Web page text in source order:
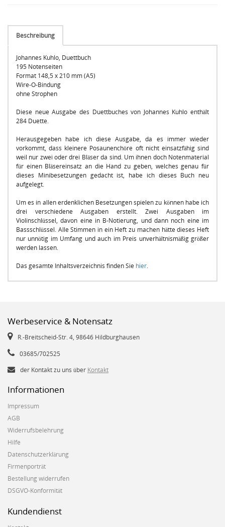
Beschreibung
Johannes Kuhlo, Duettbuch
195 Notenseiten
Format 148,5 x 210 mm (A5)
Wire-O-Bindung
ohne Strophen
Diese neue Ausgabe des Duettbuches von Johannes Kuhlo enthält
284 Duette.
Herausgegeben habe ich diese Ausgabe, da es immer wieder
vorkommt, dass kleinere Posaunenchöre oft nicht einsatzfähig sind
weil nur zwei oder drei Bläser da sind. Um ihnen doch Notenmaterial
für einen Bläsereinsatz an die Hand zu geben, welches genau für
dieses Minibesetzungen gedacht ist, habe ich dieses Buch neu
aufgelegt.
Um es in allen erdenklichen Besetzungen spielen zu können habe ich
drei verschiedene Ausgaben erstellt. Zwei Ausgaben im
Violinschlüssel, davon eine in B-Notierung, und dann noch eine im
Bassschlüssel. Alle Stimmen in ein Heft zu machen hätte dieses Heft
nur unnötig im Umfang und auch im Preis unverhältnismäßig größer
werden lassen.
Das gesamte Inhaltsverzeichnis finden Sie hier.
Werbeservice & Notensatz
R.-Breitscheid-Str. 4, 98646 Hildburghausen
03685/702525
der Kontakt zu uns über Kontakt
Informationen
Impressum
AGB
Widerrufsbelehrung
Hilfe
Datenschutzerklärung
Firmenporträt
Bestellung widerrufen
DSGVO-Konformität
Kundendienst